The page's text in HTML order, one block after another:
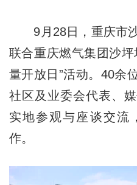
9月28日，重庆市沙
联合重庆燃气集团沙
量开放日”活动。40余
社区及业委会代表、
实地参观与座谈交流
作。